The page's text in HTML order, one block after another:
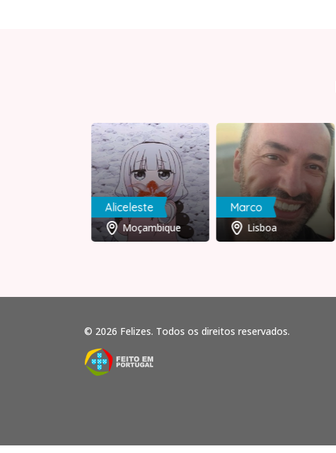
Aliceleste
Moçambique
Marco
Lisboa
© 2026 Felizes. Todos os direitos reservados.